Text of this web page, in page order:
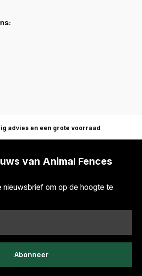
advies en een grote voorraad
van Animal Fences
nieuwsbrief om op de hoogte te
Abonneer